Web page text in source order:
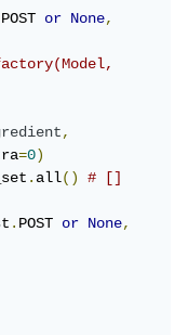
POST or None,
,
=0)
.all()
# []
.POST or None,